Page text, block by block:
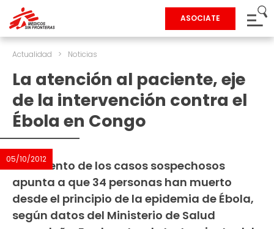
ASOCIATE
Actualidad > Noticias
La atención al paciente, eje
de la intervención contra el
Ébola en Congo
05/10/2012
El recuento de los casos sospechosos
apunta a que 34 personas han muerto
desde el principio de la epidemia de Ébola,
según datos del Ministerio de Salud